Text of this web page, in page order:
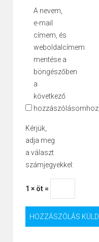
A nevem,
e-mail
címem, és
weboldalcímem
mentése a
böngészőben
a
következő
hozzászólásomhoz.
Kérjük,
adja meg
a választ
számjegyekkel:
1 × öt =